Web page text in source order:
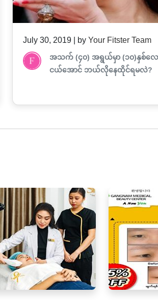
July 30, 2019 | byYour Fitster Team
အသက် (၄၀) အရွယ်မှာ (၁၀)နှစ်လ
ငယ်အောင် ဘယ်လိုနေထိုင်ရမလဲ?